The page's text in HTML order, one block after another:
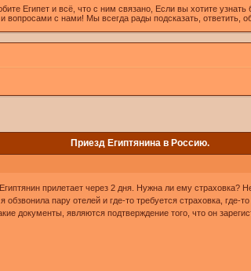
и всё, что с ним связано, Если вы хотите
вопросами с нами! Мы всегда рады подсказать,
Приезд Египтянина в Россию.
прилетает через 2 дня. Нужна ли ему страховка?
обзвонила пару отелей и где-то требуется страховка,
документы, являются подтверждение того, что он